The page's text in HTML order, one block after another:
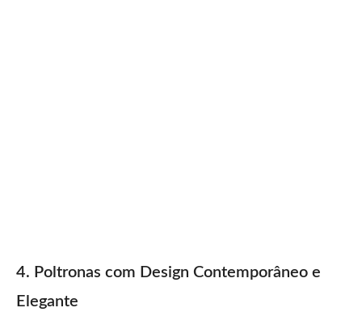
4. Poltronas com Design Contemporâneo e
Elegante